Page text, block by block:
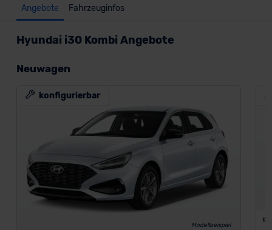
Angebote Fahrzeuginfos
Hyundai i30 Kombi Angebote
Neuwagen
Modellbeispiel
konfigurierbar